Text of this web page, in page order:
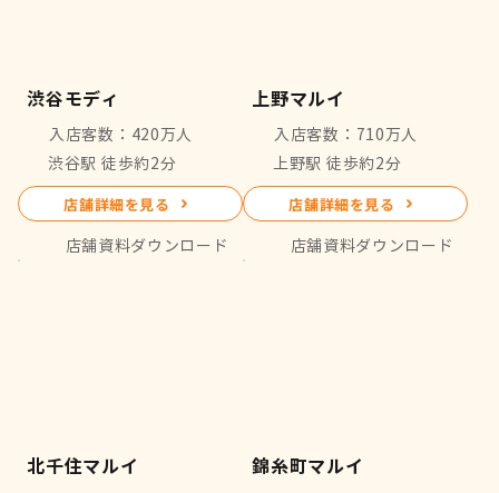
店舗資料ダウンロード
店舗詳細を見る
渋谷駅 徒歩約2分
入店客数：420万人
渋谷モディ
店舗資料ダウンロード
店舗詳細を見る
上野駅 徒歩約2分
入店客数：710万人
上野マルイ
北千住マルイ 錦糸町マルイ